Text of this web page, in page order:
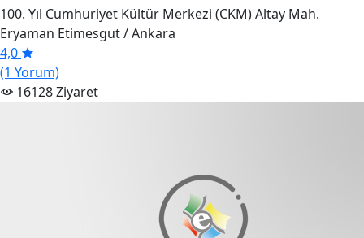
100. Yıl Cumhuriyet Kültür Merkezi (CKM) Altay Mah.
Eryaman Etimesgut / Ankara
4,0
(1 Yorum)
16128 Ziyaret